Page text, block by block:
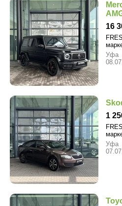
16
Уфа
1
Уфа